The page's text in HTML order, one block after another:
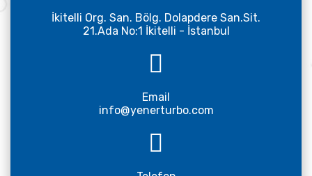
İkitelli Org. San. Bölg. Dolapdere San.Sit.
21.Ada No:1 İkitelli - İstanbul
Email
info@yenerturbo.com